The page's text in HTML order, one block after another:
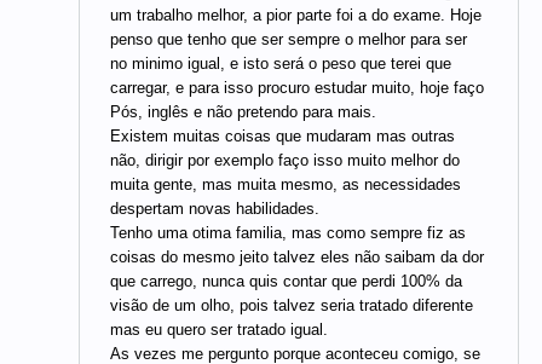
um trabalho melhor, a pior parte foi a do exame. Hoje
penso que tenho que ser sempre o melhor para ser
no minimo igual, e isto será o peso que terei que
carregar, e para isso procuro estudar muito, hoje faço
Pós, inglês e não pretendo para mais.
Existem muitas coisas que mudaram mas outras
não, dirigir por exemplo faço isso muito melhor do
muita gente, mas muita mesmo, as necessidades
despertam novas habilidades.
Tenho uma otima familia, mas como sempre fiz as
coisas do mesmo jeito talvez eles não saibam da dor
que carrego, nunca quis contar que perdi 100% da
visão de um olho, pois talvez seria tratado diferente
mas eu quero ser tratado igual.
As vezes me pergunto porque aconteceu comigo, se